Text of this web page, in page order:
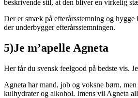
beskrivende stil, at den bliver en virkelig
Der er smæk på efterårsstemning og
der underbygger efterårsstemningen.
5)Je m’apelle Agneta
Her får du svensk feelgood på bedste vis.
Agneta har mand, job og voksne børn,
kulhydrater og alkohol. Imens vil Agneta